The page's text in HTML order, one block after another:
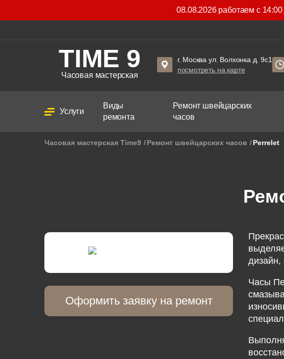
08.08.2026 работаем с
TIME 9
Часовая мастерская
г. Москва ул. Волхонка д. 9с1
посмотреть на карте
Услуги
Виды
ремонта
Ремонт швейцарских
часов
Часовая мастерская Time9 Ремонт швейцарских часов Perrelet
Оформить заявку на ремонт
дизайн,
Часы